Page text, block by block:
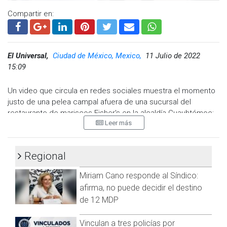
Visita y accede a todo nuestro contenido |
www.cadenanoticias.com | Twitter: @cadena_noticias
@cadenanoticiasmx| Instagram:
| TikTok:@CadenaNoticias
https://t.me/GrupoCadenaResumen|
Compartir en:
El Universal, Ciudad de México, Mexico,
11 Julio de 2022
15:09
Un video que circula en redes sociales muestra el momento
justo de una pelea campal afuera de una sucursal del
restaurante de mariscos Fisher's en la alcaldía Cuauhtémoc;
la riña fue entre comensales y personal del establecimiento
ubicado en la calle Durango, en la colonia Roma.
De acuerdo con las primeras versiones de los hechos, la
gresca comenzó luego que los encargados del restaurante
se negaron a pagar los gastos médicos de una menor que
resultó lesionada al interior del negocio; debido a que una de
las empleadas derramó un líquido caliente sobre la niña,
Leer más
Regional
Miriam Cano responde al Síndico:
afirma, no puede decidir el destino
de 12 MDP
Vinculan a tres policías por